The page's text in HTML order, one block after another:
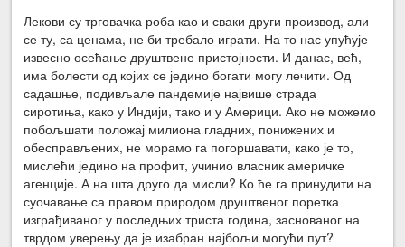
Лекови су трговачка роба као и сваки други производ, али
се ту, са ценама, не би требало играти. На то нас упућује
извесно осећање друштвене пристојности. И данас, већ,
има болести од којих се једино богати могу лечити. Од
садашње, подивљале пандемије највише страда
сиротиња, како у Индији, тако и у Америци. Ако не можемо
побољшати положај милиона гладних, понижених и
обесправљених, не морамо га погоршавати, како је то,
мислећи једино на профит, учинио власник америчке
агенције. А на шта друго да мисли? Ко ће га принудити на
суочавање са правом природом друштвеног поретка
изграђиваног у последњих триста година, заснованог на
тврдом уверењу да је изабран најбољи могући пут?